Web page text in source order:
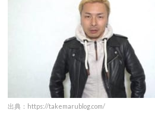
出典：https://takemarublog.com/